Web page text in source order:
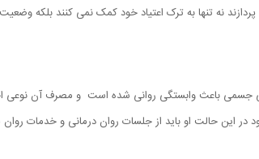
نه تنها به ترک اعتیاد خود کمک نمی کنند بلکه
جسمی باعث وابستگی روانی شده است و مصرف آن نوعی
در این حالت او باید از جلسات روان درمانی و خدمات